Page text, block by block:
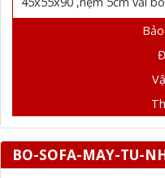
BO-SOFA-MAY-TU-